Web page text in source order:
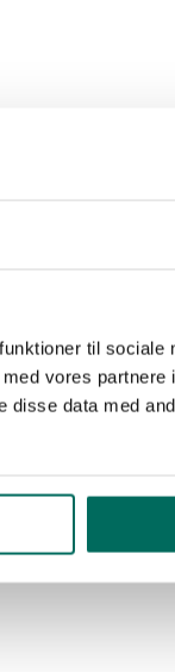
til sociale
vores partnere
disse data med